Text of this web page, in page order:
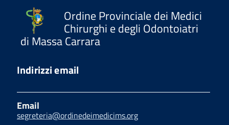
Ordine Provinciale dei Medici
Chirurghi e degli Odontoiatri
di Massa Carrara
Indirizzi email
Email
segreteria@ordinedeimedicims.org